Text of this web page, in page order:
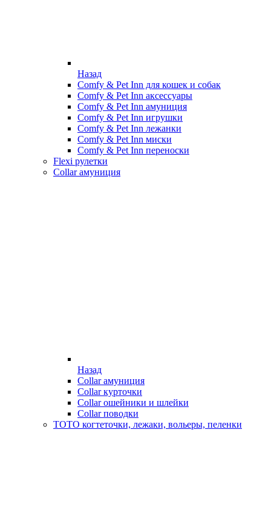
Назад
Comfy & Pet Inn для кошек и собак
Comfy & Pet Inn аксессуары
Comfy & Pet Inn амуниция
Comfy & Pet Inn игрушки
Comfy & Pet Inn лежанки
Comfy & Pet Inn миски
Comfy & Pet Inn переноски
Flexi рулетки
Collar амуниция
Назад
Collar амуниция
Collar курточки
Collar ошейники и шлейки
Collar поводки
ТОТО когтеточки, лежаки, вольеры, пеленки